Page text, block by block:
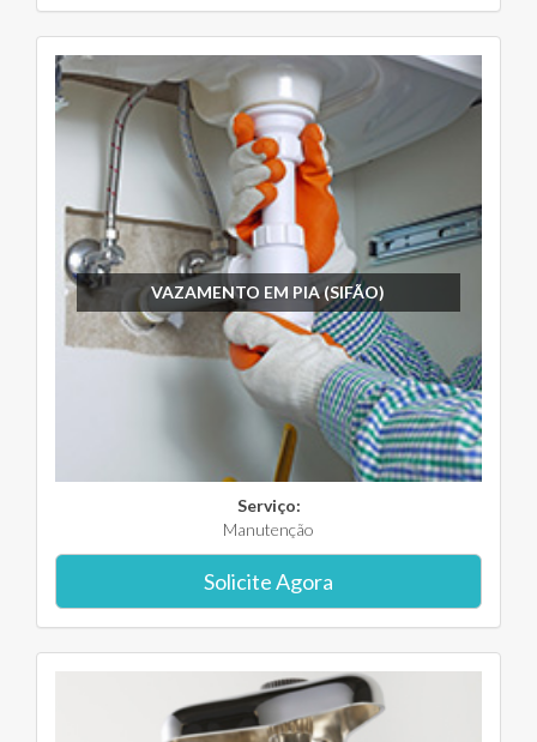
VAZAMENTO EM PIA (SIFÃO)
Serviço:
Manutenção
Solicite Agora